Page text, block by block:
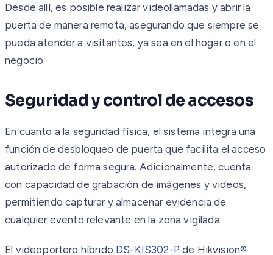
Desde allí, es posible realizar videollamadas y abrir la
puerta de manera remota, asegurando que siempre se
pueda atender a visitantes, ya sea en el hogar o en el
negocio.
Seguridad y control de accesos
En cuanto a la seguridad física, el sistema integra una
función de desbloqueo de puerta que facilita el acceso
autorizado de forma segura. Adicionalmente, cuenta
con capacidad de grabación de imágenes y videos,
permitiendo capturar y almacenar evidencia de
cualquier evento relevante en la zona vigilada.
El videoportero híbrido DS-KIS302-P de Hikvision®